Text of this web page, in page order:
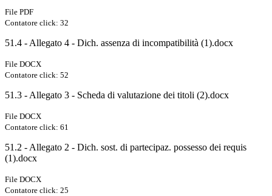
File PDF
Contatore click: 32
51.4 - Allegato 4 - Dich. assenza di incompatibilità (1).docx
File DOCX
Contatore click: 52
51.3 - Allegato 3 - Scheda di valutazione dei titoli (2).docx
File DOCX
Contatore click: 61
51.2 - Allegato 2 - Dich. sost. di partecipaz. possesso dei requis
(1).docx
File DOCX
Contatore click: 25